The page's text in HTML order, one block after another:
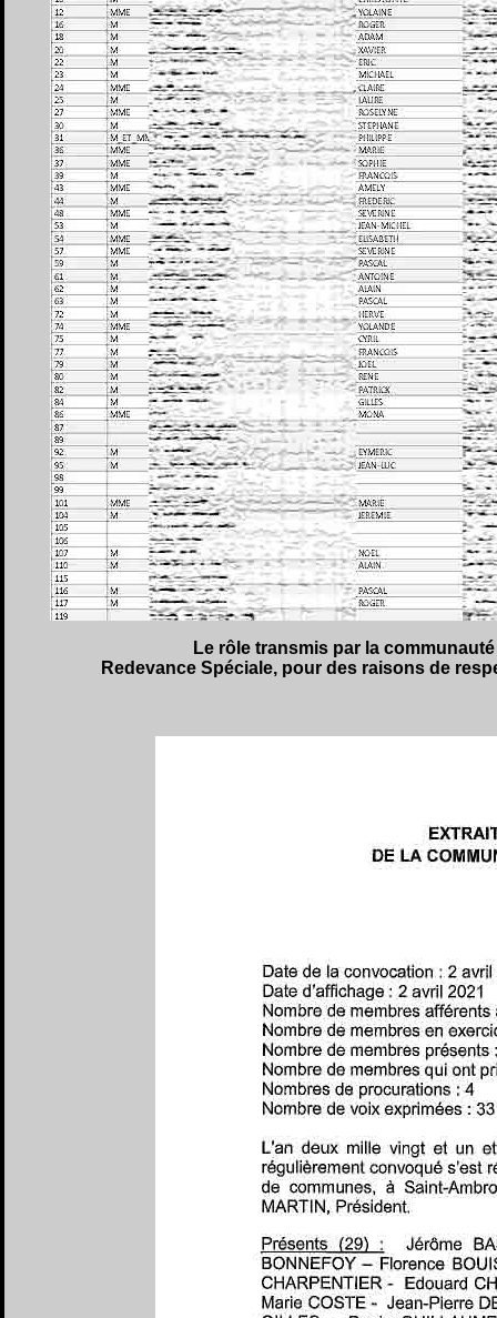
Le rôle transmis par la
Redevance Spéciale, pour des raisons de